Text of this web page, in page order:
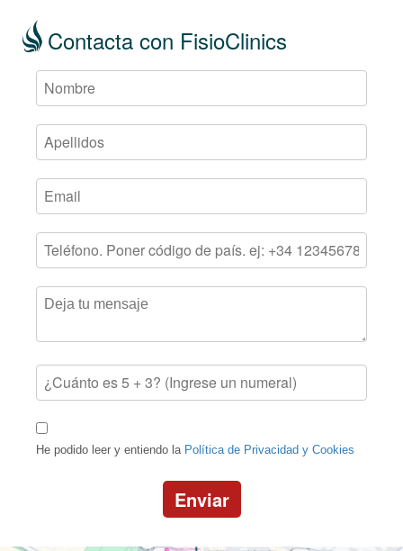
Contacta con FisioClinics
He podido leer y entiendo la Política de Privacidad y Cookies
Enviar